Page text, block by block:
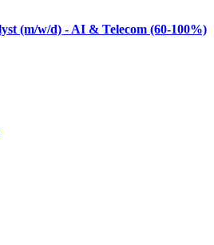
(m/w/d) - AI & Telecom (60-100%)